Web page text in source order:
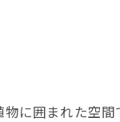
に囲まれた空